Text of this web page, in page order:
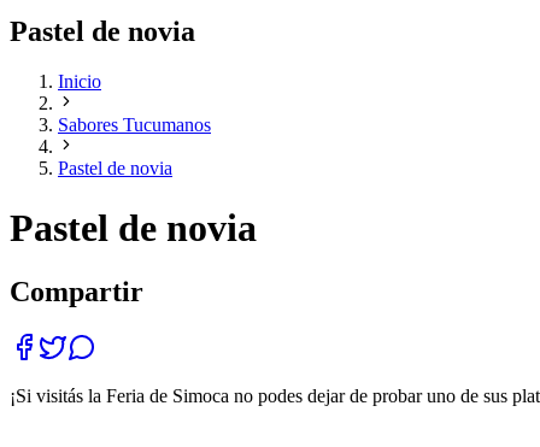
Pastel de novia
Inicio
Sabores Tucumanos
Pastel de novia
Pastel de novia
Compartir
¡Si visitás la Feria de Simoca no podes dejar de probar uno de sus